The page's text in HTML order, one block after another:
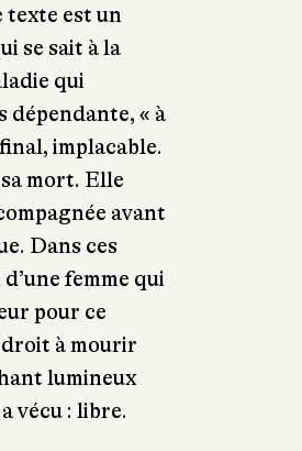
texte est un
se sait à la
qui
dépendante, « à
implacable.
mort. Elle
avant
Dans ces
femme qui
pour ce
à mourir
lumineux
vécu : libre.